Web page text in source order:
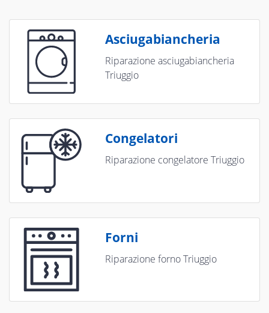
Asciugabiancheria
Riparazione asciugabiancheria
Triuggio
Congelatori
Riparazione congelatore Triuggio
Forni
Riparazione forno Triuggio